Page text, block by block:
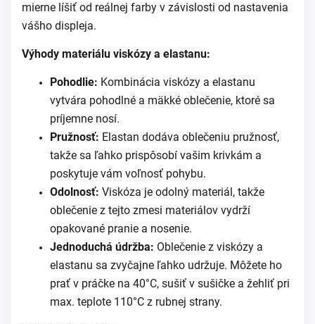
mierne líšiť od reálnej farby v závislosti od nastavenia
vášho displeja.
Výhody materiálu viskózy a elastanu:
Pohodlie: Kombinácia viskózy a elastanu
vytvára pohodlné a mäkké oblečenie, ktoré sa
príjemne nosí.
Pružnosť: Elastan dodáva oblečeniu pružnosť,
takže sa ľahko prispôsobí vašim krivkám a
poskytuje vám voľnosť pohybu.
Odolnosť: Viskóza je odolný materiál, takže
oblečenie z tejto zmesi materiálov vydrží
opakované pranie a nosenie.
Jednoduchá údržba: Oblečenie z viskózy a
elastanu sa zvyčajne ľahko udržuje. Môžete ho
prať v práčke na 40°C, sušiť v sušičke a žehliť pri
max. teplote 110°C z rubnej strany.